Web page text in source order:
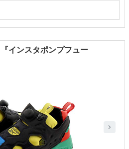
インスタポンプフュー